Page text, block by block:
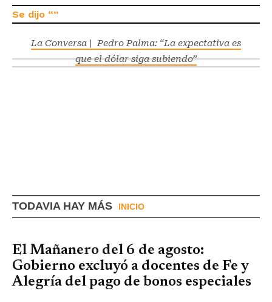
La Conversa | Pedro Palma: “La expectativa es
que el dólar siga subiendo”
TODAVIA HAY MÁS INICIO
El Mañanero del 6 de agosto:
Gobierno excluyó a docentes de Fe y
Alegría del pago de bonos especiales